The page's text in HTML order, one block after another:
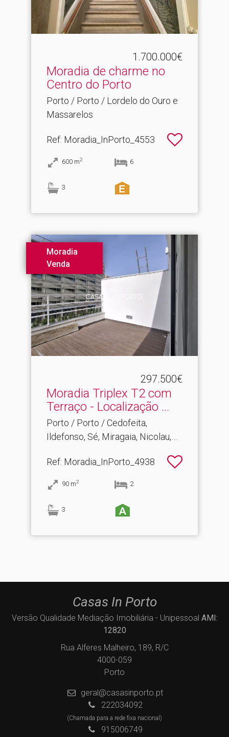
1.700.000€
Moradia de charme no
Centro do Porto
Porto / Porto / Lordelo do Ouro e
Massarelos
Ref: Moradia_InPorto_4553
600 m2 6
3
Moradia
Venda
297.500€
Moradia Triplex T2 com
Terraço - Localização .​..
Porto / Porto / Cedofeita,
Ildefonso, Sé, Miragaia, Nicolau,
Ref: Moradia_InPorto_4938
90 m2 2
3
Casas In Porto
Versão Qualidade Mediação Imobiliária - Unipessoal AMI:
12820
Rua Alferes Malheiro, 189, R/C
4000-059
Porto
geral@casasinporto.pt
222034092
(Chamada para a rede fixa nacional)
915006749